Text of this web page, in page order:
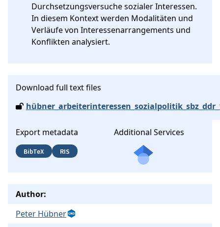
Durchsetzungsversuche sozialer Interessen.
In diesem Kontext werden Modalitäten und
Verläufe von Interessenarrangements und
Konflikten analysiert.
Download full text files
Export metadata
BibTeX RIS
Additional Services
Author:
Peter Hübner